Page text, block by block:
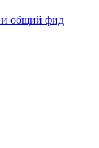
и общий фид